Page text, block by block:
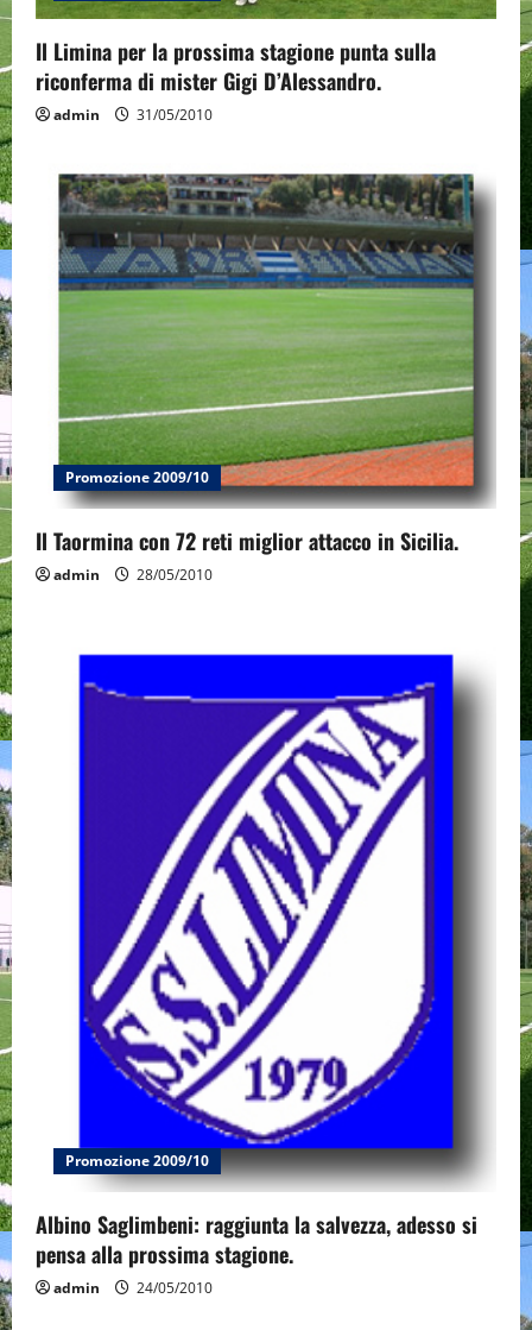
Il Limina per la prossima stagione punta sulla
riconferma di mister Gigi D’Alessandro.
admin 31/05/2010
Promozione 2009/10
Il Taormina con 72 reti miglior attacco in Sicilia.
admin 28/05/2010
Promozione 2009/10
Albino Saglimbeni: raggiunta la salvezza, adesso si
pensa alla prossima stagione.
admin 24/05/2010